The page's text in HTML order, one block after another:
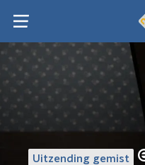
Uitzending gemist